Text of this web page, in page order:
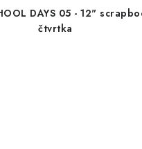
DAYS 05 - 12"
čtvrtka